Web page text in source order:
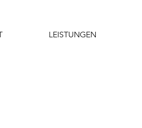
LEISTUNGEN